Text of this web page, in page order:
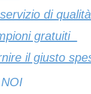
di
gratuiti
il giusto
NOI